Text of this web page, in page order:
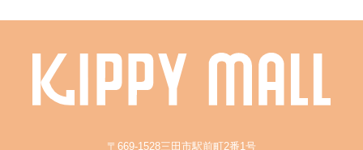
〒669-1528三田市駅前町2番1号